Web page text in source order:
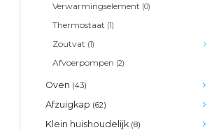
Verwarmingselement (0)
Thermostaat (1)
Zoutvat (1)
Afvoerpompen (2)
Oven (43)
Afzuigkap (62)
Klein huishoudelijk (8)